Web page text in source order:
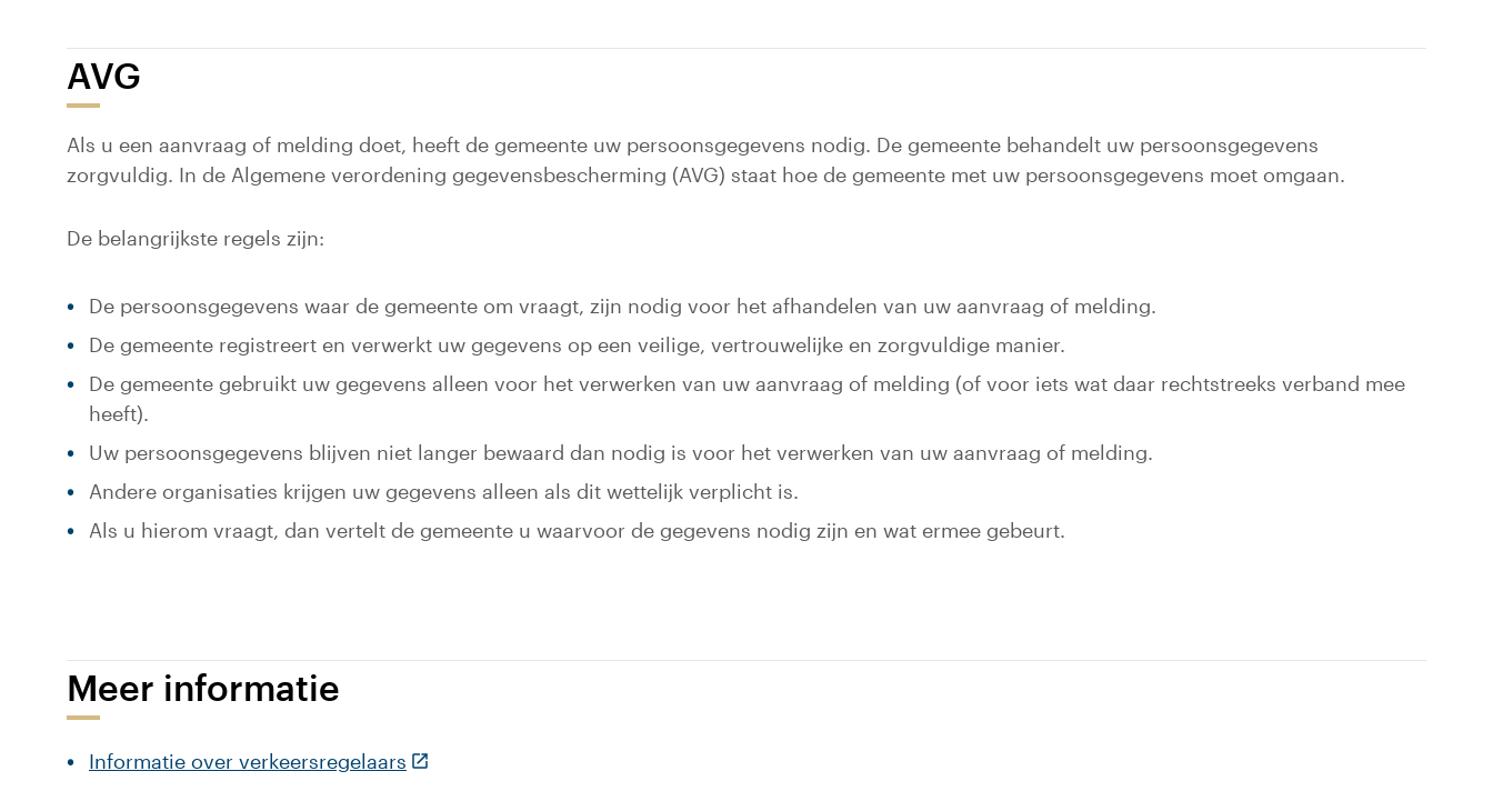
AVG
Als u een aanvraag of melding doet, heeft de gemeente uw persoonsgegevens nodig. De gemeente behandelt uw persoonsgegevens
zorgvuldig. In de Algemene verordening gegevensbescherming (AVG) staat hoe de gemeente met uw persoonsgegevens moet omgaan.
De belangrijkste regels zijn:
De persoonsgegevens waar de gemeente om vraagt, zijn nodig voor het afhandelen van uw aanvraag of melding.
De gemeente registreert en verwerkt uw gegevens op een veilige, vertrouwelijke en zorgvuldige manier.
De gemeente gebruikt uw gegevens alleen voor het verwerken van uw aanvraag of melding (of voor iets wat daar rechtstreeks verband mee
heeft).
Uw persoonsgegevens blijven niet langer bewaard dan nodig is voor het verwerken van uw aanvraag of melding.
Andere organisaties krijgen uw gegevens alleen als dit wettelijk verplicht is.
Als u hierom vraagt, dan vertelt de gemeente u waarvoor de gegevens nodig zijn en wat ermee gebeurt.
Meer informatie
Informatie over verkeersregelaars (Deze link gaat naar een externe website)